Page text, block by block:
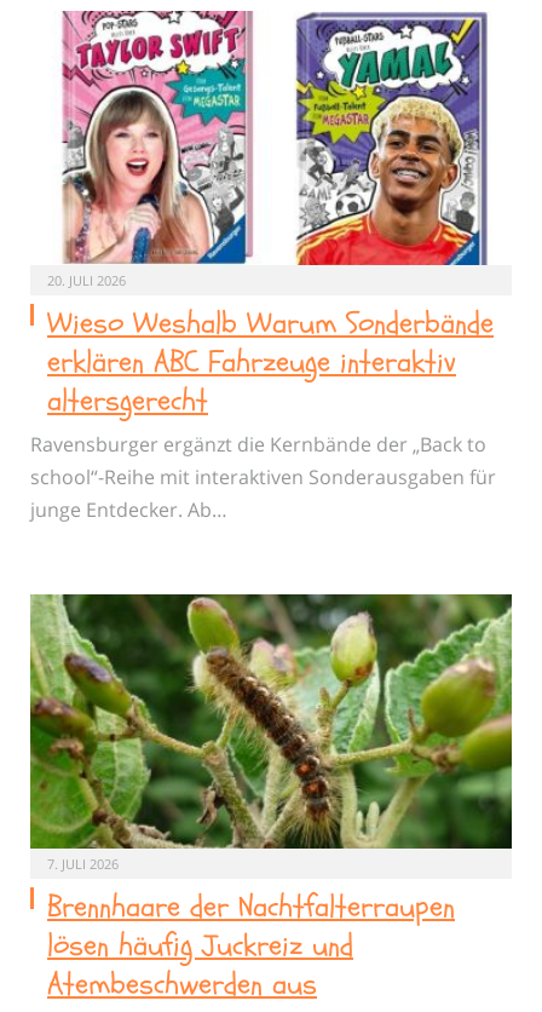
20. JULI 2026
Wieso Weshalb Warum Sonderbände
erklären ABC Fahrzeuge interaktiv
altersgerecht
Ravensburger ergänzt die Kernbände der „Back to
school“-Reihe mit interaktiven Sonderausgaben für
junge Entdecker. Ab…
7. JULI 2026
Brennhaare der Nachtfalterraupen
lösen häufig Juckreiz und
Atembeschwerden aus